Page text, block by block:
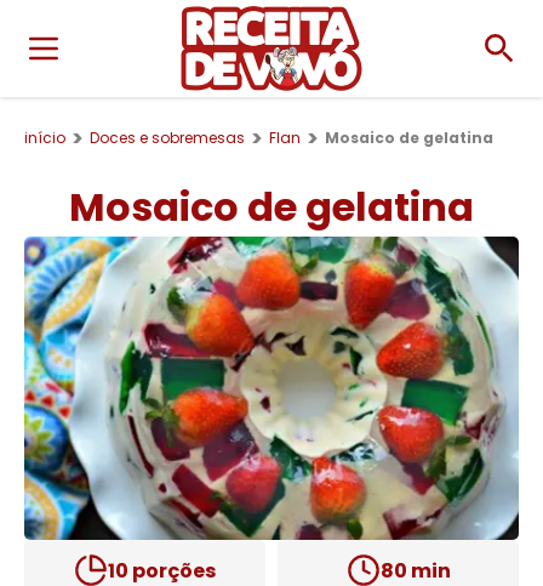
início Doces e sobremesas Flan Mosaico de gelatina
Mosaico de gelatina
10 porções 80 min